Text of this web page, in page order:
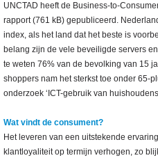
UNCTAD heeft de Business-to-
rapport (761 kB) gepubliceerd.
index, als het land dat het beste is
belang zijn de vele beveiligde servers
te weten 76% van de bevolking van 15
shoppers nam het sterkst toe onder 65-
onderzoek ‘ICT-gebruik van
Wat vindt de consument?
Het leveren van een uitstekende
klantloyaliteit op termijn verhogen, zo